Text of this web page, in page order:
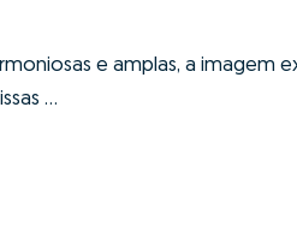
e amplas, a imagem
...